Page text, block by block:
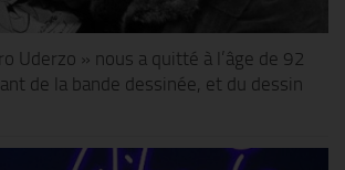
Uderzo » nous a quitté à l’âge de 92
de la bande dessinée, et du dessin